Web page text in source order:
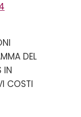
DEL
IN
COSTI